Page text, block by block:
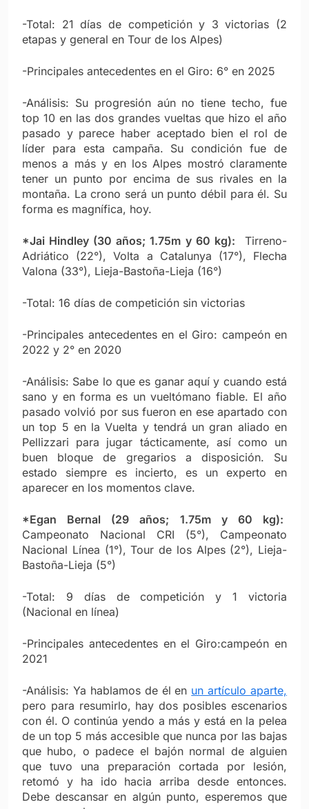
-Total: 21 días de competición y 3 victorias (2
etapas y general en Tour de los Alpes)
-Principales antecedentes en el Giro: 6° en 2025
-Análisis: Su progresión aún no tiene techo, fue
top 10 en las dos grandes vueltas que hizo el año
pasado y parece haber aceptado bien el rol de
líder para esta campaña. Su condición fue de
menos a más y en los Alpes mostró claramente
tener un punto por encima de sus rivales en la
montaña. La crono será un punto débil para él. Su
forma es magnífica, hoy.
*Jai Hindley (30 años; 1.75m y 60 kg): Tirreno-
Adriático (22°), Volta a Catalunya (17°), Flecha
Valona (33°), Lieja-Bastoña-Lieja (16°)
-Total: 16 días de competición sin victorias
-Principales antecedentes en el Giro: campeón en
2022 y 2° en 2020
-Análisis: Sabe lo que es ganar aquí y cuando está
sano y en forma es un vueltómano fiable. El año
pasado volvió por sus fueron en ese apartado con
un top 5 en la Vuelta y tendrá un gran aliado en
Pellizzari para jugar tácticamente, así como un
buen bloque de gregarios a disposición. Su
estado siempre es incierto, es un experto en
aparecer en los momentos clave.
*Egan Bernal (29 años; 1.75m y 60 kg):
Campeonato Nacional CRI (5°), Campeonato
Nacional Línea (1°), Tour de los Alpes (2°), Lieja-
Bastoña-Lieja (5°)
-Total: 9 días de competición y 1 victoria
(Nacional en línea)
-Principales antecedentes en el Giro:campeón en
2021
-Análisis: Ya hablamos de él en un artículo aparte,
pero para resumirlo, hay dos posibles escenarios
con él. O continúa yendo a más y está en la pelea
de un top 5 más accesible que nunca por las bajas
que hubo, o padece el bajón normal de alguien
que tuvo una preparación cortada por lesión,
retomó y ha ido hacia arriba desde entonces.
Debe descansar en algún punto, esperemos que